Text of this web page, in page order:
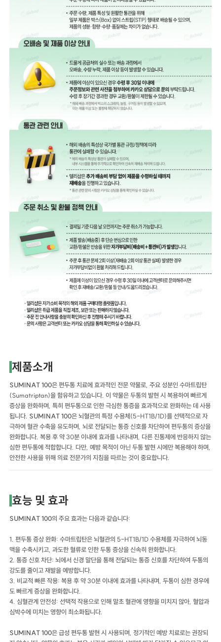
제품소개
SUMINAT 100은 편두통 치료에 효과적인 전문 약물로, 주요 성분인 수마트립탄
(Sumatriptan)을 함유하고 있습니다. 이 약물은 두통의 발현 시 복용하여 빠르게
증상을 완화하며, 특히 편두통으로 인한 극심한 통증을 효과적으로 완화하는 데 사용
됩니다. SUMINAT 100은 뇌혈관의 특정 수용체(5-HT1B/1D)를 선택적으로 자
극하여 혈관 수축을 유도하며, 뇌로 전달되는 통증 신호를 차단하여 편두통의 증상을
완화합니다. 복용 후 약 30분 이내에 효과를 나타내며, 다른 진통제에 반응하지 않는
심한 편두통에 적합합니다. 다만, 예방 목적이 아닌 두통 발현 시에만 복용해야 하며,
안전한 사용을 위해 의료 전문가의 지침을 따르는 것이 중요합니다.
효능 및 효과
SUMINAT 100의 주요 효과는 다음과 같습니다:
1. 편두통 증상 완화: 수마트립탄은 뇌혈관의 5-HT1B/1D 수용체를 자극하여 뇌동
맥을 수축시키고, 과도한 혈류로 인한 두통 증상을 신속히 완화합니다.
2. 통증 신호 차단: 뇌에서 신경 말단을 통해 전달되는 통증 신호를 차단하여 두통의
강도를 줄이고 재발을 예방합니다.
3. 비교적 빠른 작용: 복용 후 약 30분 이내에 효과를 나타내며, 두통이 심한 경우에
도 빠르게 증상을 완화합니다.
4. 심혈관계 안전성: 선택적 작용으로 인해 말초 혈관에 영향을 미치지 않아, 혈압과
심박수에 미치는 영향이 최소화됩니다.
SUMINAT 100은 급성 편두통 발현 시 사용되며, 정기적인 예방 치료로는 권장되